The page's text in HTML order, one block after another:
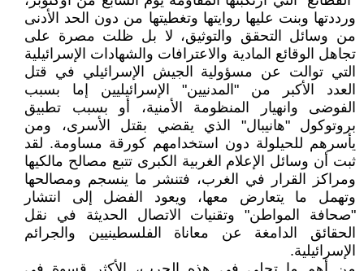
ورددتها وبنت عليها روايتها وتغطيتها من دون الحد الأدنى
من وسائل التحقق والتوثيق، لا بل ظلت مصرة على
تجاهل الوقائع المادية والاعترافات والشهادات الإسرائيلية
التي توالت عن مسؤولية الجيش الإسرائيلي في قتل
العدد الأكبر من "المدنيين" الإسرائيليين إما بسبب
الفوضى وانهيار المنظومة الأمنية، أو بسبب تطبيق
بروتوكول "هانيبال" الذي يقضي بقتل الأسرى، ومن
يأسرهم للحيلولة دون استخدامهم كورقة مساومة. لقد
ثبت أن وسائل الإعلام الغربية الكبرى تتبع مصالح مالكيها
ومراكز القرار في الغرب، فتنشر ما ينسجم ومصالحها
وتهمل ما يتعارض معها، ويعود الفضل إلى انتشار
"صحافة المواطن" وتقنيات الاتصال الحديثة في نقل
الحقائق الدامغة عن معاناة الفلسطينيين والجرائم
الإسرائيلية.